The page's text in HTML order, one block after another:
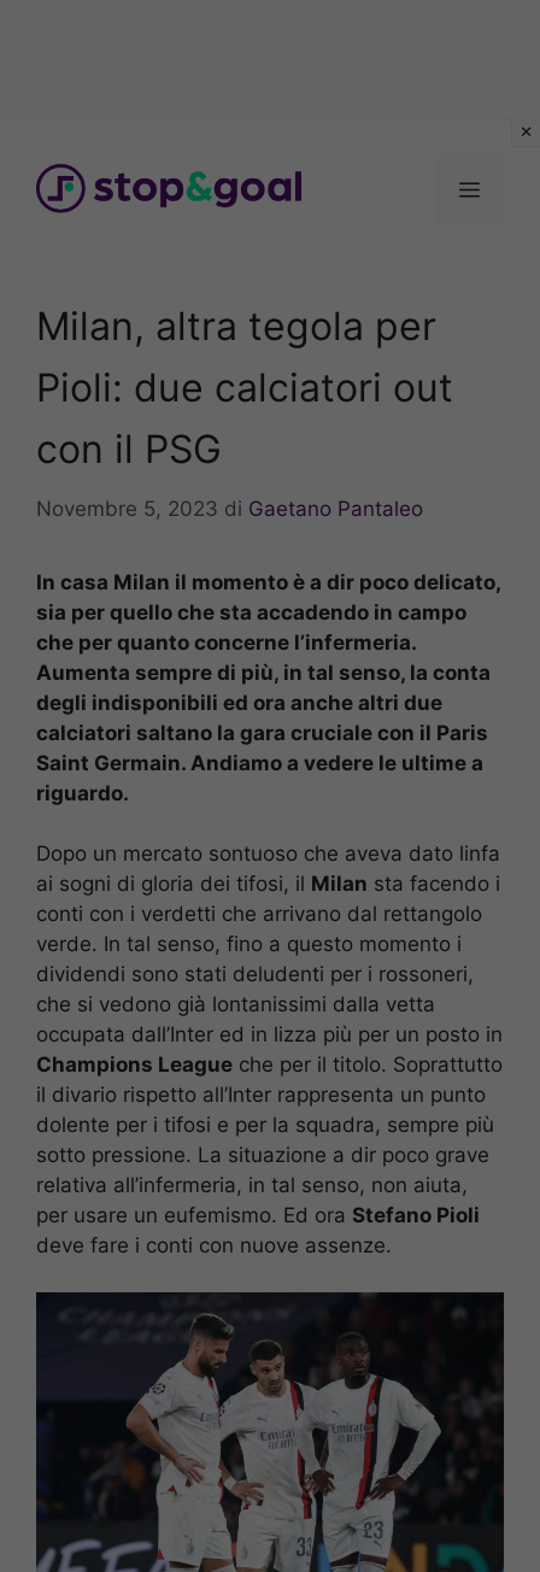
contenuto
Menu
Milan, altra tegola per
Pioli: due calciatori out
con il PSG
Novembre 5, 2023 di Gaetano Pantaleo
In casa Milan il momento è a dir poco delicato,
sia per quello che sta accadendo in campo
che per quanto concerne l’infermeria.
Aumenta sempre di più, in tal senso, la conta
degli indisponibili ed ora anche altri due
calciatori saltano la gara cruciale con il Paris
Saint Germain. Andiamo a vedere le ultime a
riguardo.
Dopo un mercato sontuoso che aveva dato linfa
ai sogni di gloria dei tifosi, il Milan sta facendo i
conti con i verdetti che arrivano dal rettangolo
verde. In tal senso, fino a questo momento i
dividendi sono stati deludenti per i rossoneri,
che si vedono già lontanissimi dalla vetta
occupata dall’Inter ed in lizza più per un posto in
Champions League che per il titolo. Soprattutto
il divario rispetto all’Inter rappresenta un punto
dolente per i tifosi e per la squadra, sempre più
sotto pressione. La situazione a dir poco grave
relativa all’infermeria, in tal senso, non aiuta,
per usare un eufemismo. Ed ora Stefano Pioli
deve fare i conti con nuove assenze.